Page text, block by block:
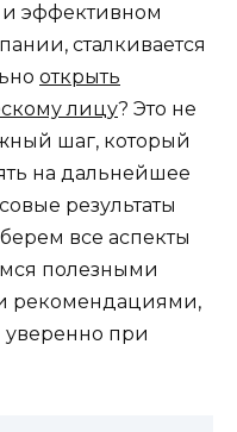
и эффективном
сталкивается
открыть
лицу? Это не
шаг, который
на дальнейшее
результаты
все аспекты
полезными
рекомендациями,
уверенно при